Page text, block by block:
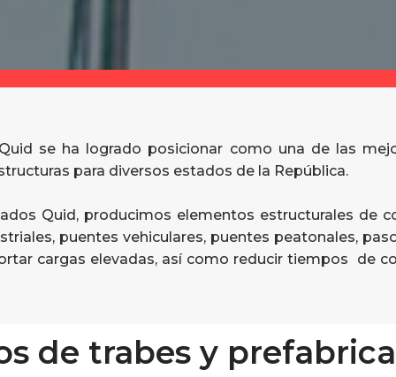
se ha logrado posicionar como una de las
para diversos estados de la República.
Quid, producimos elementos estructurales de
puentes vehiculares, puentes peatonales,
cargas elevadas, así como reducir tiempos de
de trabes y